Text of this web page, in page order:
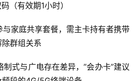
（有效期1小时）
与家庭共享套餐，需主卡持有者携带
群组关系
制式与广电存在差异，”会办卡”建议